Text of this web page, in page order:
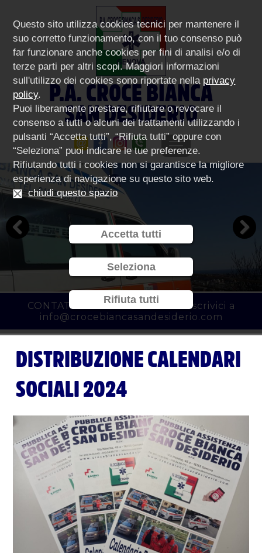
P.A. CROCE BIANCA
SAN DESIDERIO
CONTATTACI al010 3450777
o scrivici a
info@crocebiancasandesiderio.com
DISTRIBUZIONE CALENDARI
SOCIALI 2024
Questo sito utilizza cookies tecnici per mantenere il
suo corretto funzionamento, con il tuo consenso può
far funzionare anche cookies per fini di analisi e/o di
terze parti per altri scopi. Maggiori informazioni
sull'utilizzo dei cookies sono riportate nella privacy
policy.
Puoi liberamente prestare, rifiutare o revocare il
consenso a tutti o alcuni dei trattamenti utilizzando i
pulsanti “Accetta tutti”, “Rifiuta tutti” oppure con
“Seleziona” puoi indicare le tue preferenze.
Rifiutando tutti i cookies non si garantisce la migliore
esperienza di navigazione su questo sito web.
chiudi questo spazio
Accetta tutti
Seleziona
Rifiuta tutti